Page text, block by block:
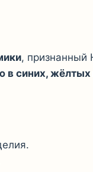
,
в синих, жёлтых